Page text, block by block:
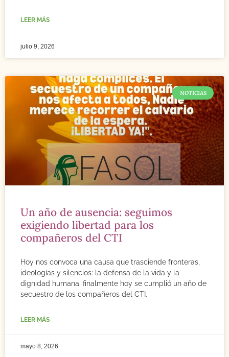
LEER MÁS
julio 9, 2026
NOTICIAS
Un año de ausencia: seguimos
exigiendo libertad para los
compañeros del CTI
Hoy nos convoca una causa que trasciende fronteras,
ideologías y silencios: la defensa de la vida y la
dignidad humana. finalmente hoy se cumplió un año de
secuestro de los compañeros del CTI.
LEER MÁS
mayo 8, 2026